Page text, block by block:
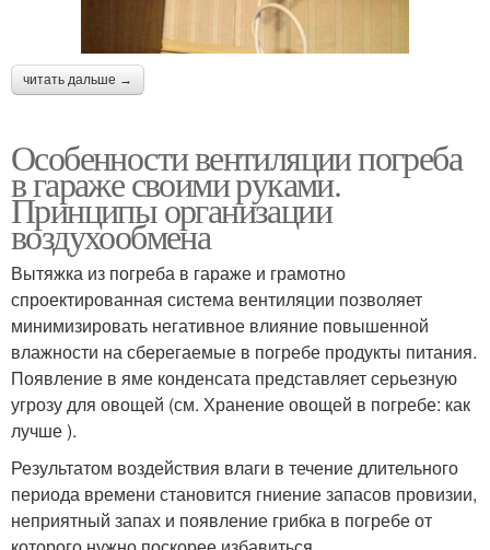
читать дальше →
Особенности вентиляции погреба
в гараже своими руками.
Принципы организации
воздухообмена
Вытяжка из погреба в гараже и грамотно
спроектированная система вентиляции позволяет
минимизировать негативное влияние повышенной
влажности на сберегаемые в погребе продукты питания.
Появление в яме конденсата представляет серьезную
угрозу для овощей (см. Хранение овощей в погребе: как
лучше ).
Результатом воздействия влаги в течение длительного
периода времени становится гниение запасов провизии,
неприятный запах и появление грибка в погребе от